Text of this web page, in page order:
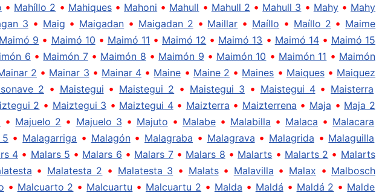
• Mahíllo 2 • Mahiques• Mahoni • Mahull • Mahull 2 • Mahull 3 • Mahy• Mahy
3 • Maig • Maigadan • Maigadan 2 • Maillar • Maíllo • Maíllo 2 • Maime
Maimó 9 • Maimó 10 • Maimó 11 • Maimó 12 • Maimó 13 • Maimó 14• Maimó 15
6 • Maimón 7• Maimón 8 • Maimón 9 • Maimón 10 • Maimón 11 • Maimón
2 • Mainar 3 • Mainar 4 • Maine • Maine 2 • Maines • Maiques• Maiquez
2 • Maistegui • Maistegui 2 • Maistegui 3 • Maistegui 4• Maisterra
2 • Maiztegui 3 • Maiztegui 4• Maizterra • Maizterrena • Maja • Maja 2
• Majuelo 2 • Majuelo 3 • Majuto • Malabe• Malabilla • Malaca • Malacara
5 • Malagarriga • Malagón• Malagraba • Malagrava • Malagrida • Malaguilla
4• Malars 5 • Malars 6 • Malars 7• Malars 8 • Malarts • Malarts 2 • Malarts
• Malatesta 2 • Malatesta 3 • Malats• Malavilla • Malax • Malbosch
• Malcuarto 2 • Malcuartu • Malcuartu 2 • Malda • Maldá • Maldá 2 • Malde